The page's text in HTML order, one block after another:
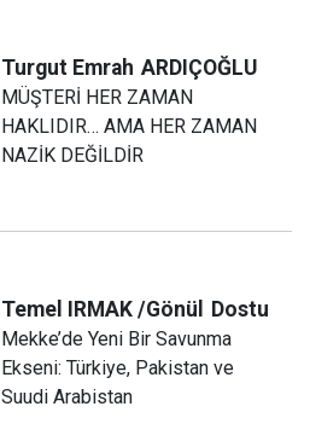
Turgut Emrah ARDIÇOĞLU
MÜŞTERİ HER ZAMAN
HAKLIDIR… AMA HER ZAMAN
NAZİK DEĞİLDİR
Temel IRMAK /Gönül Dostu
Mekke’de Yeni Bir Savunma
Ekseni: Türkiye, Pakistan ve
Suudi Arabistan